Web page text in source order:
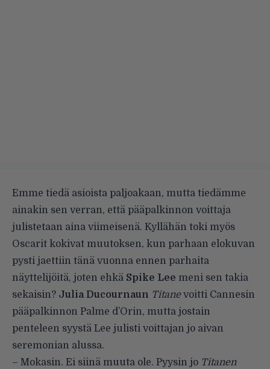
Emme tiedä asioista paljoakaan, mutta tiedämme
ainakin sen verran, että pääpalkinnon voittaja
julistetaan aina viimeisenä. Kyllähän toki myös
Oscarit kokivat muutoksen, kun parhaan elokuvan
pysti jaettiin tänä vuonna ennen parhaita
näyttelijöitä, joten ehkä Spike Lee meni sen takia
sekaisin? Julia Ducournaun Titanevoitti Cannesin
pääpalkinnon Palme d’Orin, mutta jostain
penteleen syystä Lee julisti voittajan jo aivan
seremonian alussa.
– Mokasin. Ei siinä muuta ole. Pyysin jo Titanen